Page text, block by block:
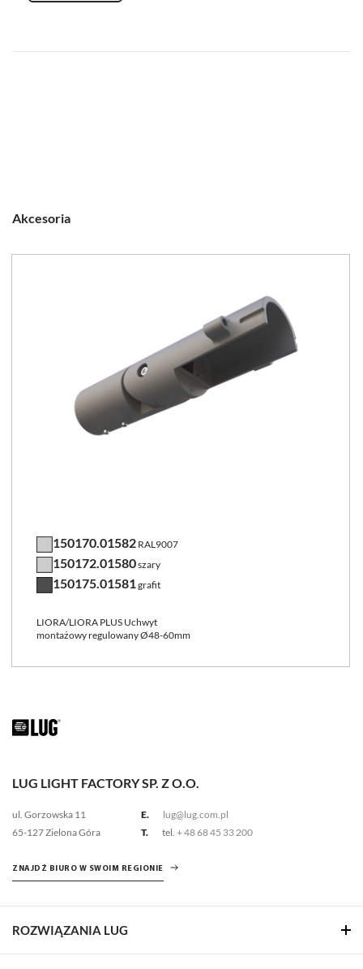
Akcesoria
150170.01582 RAL9007
150172.01580szary
150175.01581 grafit
LIORA/LIORA PLUS Uchwyt
montażowy regulowany Ø48-60mm
LUG LIGHT FACTORY SP. Z O.O.
ul. Gorzowska 11
65-127 Zielona Góra
E.
lug@lug.com.pl
T.
tel. + 48 68 45 33 200
ZNAJDŹ BIURO W SWOIM REGIONIE
ROZWIĄZANIA LUG